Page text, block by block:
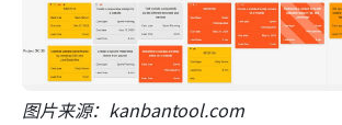
图片来源：kanbantool.com